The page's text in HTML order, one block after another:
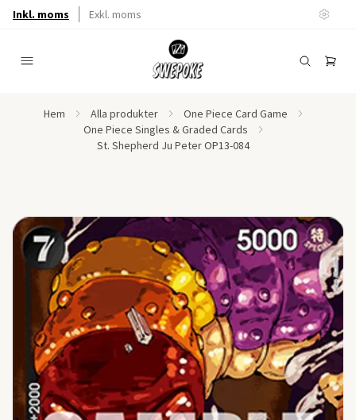
Inkl. moms Exkl. moms
Hem Alla produkter
One Piece Card Game
One Piece Singles & Graded Cards
St. Shepherd Ju Peter OP13-084